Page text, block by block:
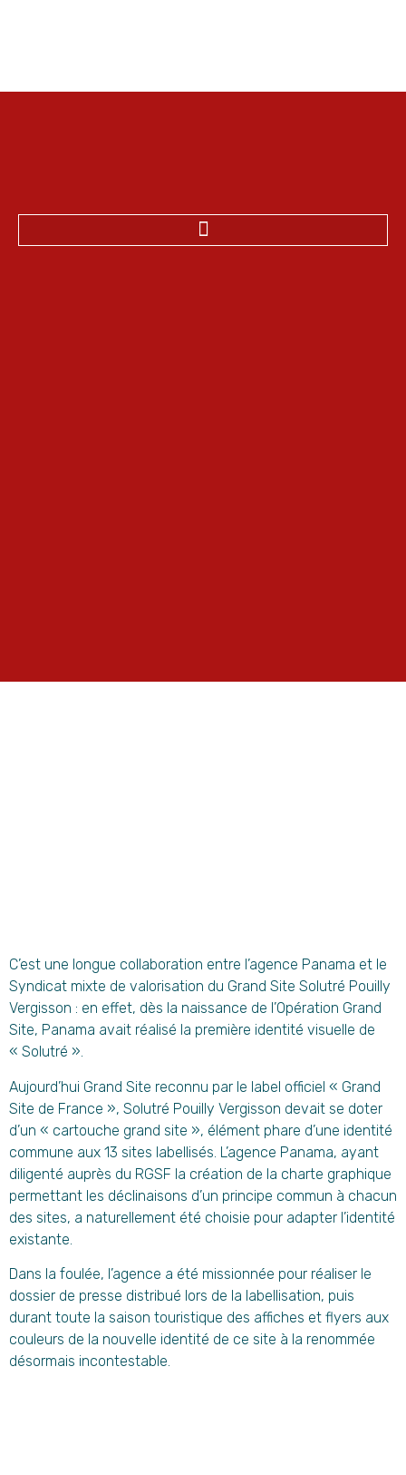
C’est une longue collaboration entre l’agence Panama et le
Syndicat mixte de valorisation du Grand Site Solutré Pouilly
Vergisson : en effet, dès la naissance de l’Opération Grand
Site, Panama avait réalisé la première identité visuelle de
« Solutré ».
Aujourd’hui Grand Site reconnu par le label officiel « Grand
Site de France », Solutré Pouilly Vergisson devait se doter
d’un « cartouche grand site », élément phare d’une identité
commune aux 13 sites labellisés. L’agence Panama, ayant
diligenté auprès du RGSF la création de la charte graphique
permettant les déclinaisons d’un principe commun à chacun
des sites, a naturellement été choisie pour adapter l’identité
existante.
Dans la foulée, l’agence a été missionnée pour réaliser le
dossier de presse distribué lors de la labellisation, puis
durant toute la saison touristique des affiches et flyers aux
couleurs de la nouvelle identité de ce site à la renommée
désormais incontestable.